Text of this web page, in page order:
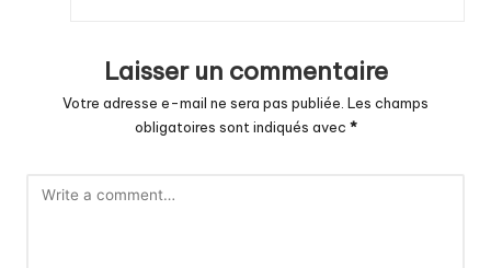
Laisser un commentaire
Votre adresse e-mail ne sera pas publiée. Les champs
obligatoires sont indiqués avec *